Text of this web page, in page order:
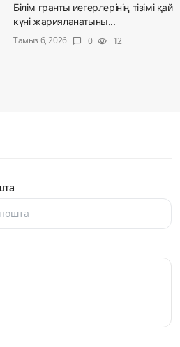
Білім гранты иегерлерінің тізімі қай
күні жарияланатыны...
Тамыз 6, 2026 chat_bubble 0 visibility 12